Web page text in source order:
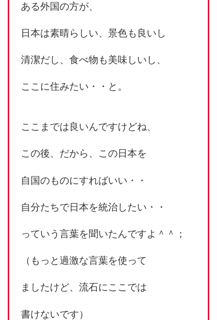
ある外国の方が、
日本は素晴らしい、景色も良いし
清潔だし、食べ物も美味しいし、
ここに住みたい・・と。
ここまでは良いんですけどね、
この後、だから、この日本を
自国のものにすればいい・・
自分たちで日本を統治したい・・
っていう言葉を聞いたんですよ＾＾；
（もっと過激な言葉を使って
ましたけど、流石にここでは
書けないです）